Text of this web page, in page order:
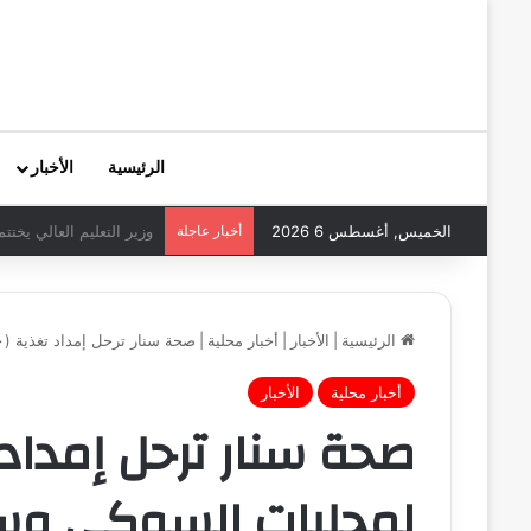
الرئيسية الأخبار
الخميس, أغسطس 6 2026 أخبار عاجلة وزير التعليم العالي
الرئيسية الأخبار أخبار محلية صحة سنار ترحل إمداد تغذية (١٧١٠) كرتونة لمحليات السوكي وسنار و الدندر و أبوحجار سنجة
أخبار محلية الأخبار